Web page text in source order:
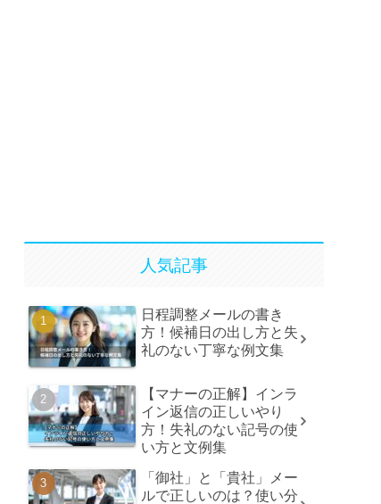
人気記事
日程調整メールの書き
方！候補日の出し方と失
礼のない丁寧な例文集
【マナーの正解】インラ
イン返信の正しいやり
方！失礼のない記号の使
い方と文例集
「御社」と「貴社」メー
ルで正しいのは？使い分